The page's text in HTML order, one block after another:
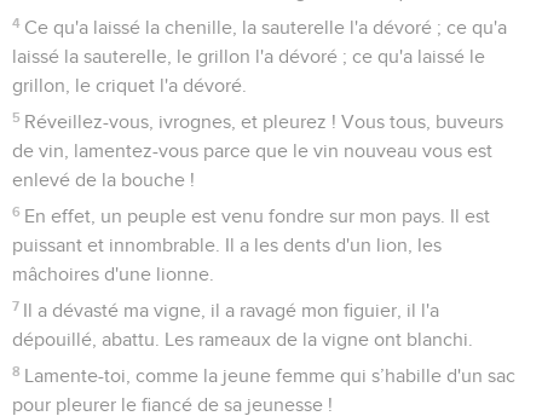
4 Ce qu'a laissé la chenille, la sauterelle l'a dévoré ; ce qu'a
laissé la sauterelle, le grillon l'a dévoré ; ce qu'a laissé le
grillon, le criquet l'a dévoré.
5 Réveillez-vous, ivrognes, et pleurez ! Vous tous, buveurs
de vin, lamentez-vous parce que le vin nouveau vous est
enlevé de la bouche !
6 En effet, un peuple est venu fondre sur mon pays. Il est
puissant et innombrable. Il a les dents d'un lion, les
mâchoires d'une lionne.
7 Il a dévasté ma vigne, il a ravagé mon figuier, il l'a
dépouillé, abattu. Les rameaux de la vigne ont blanchi.
8 Lamente-toi, comme la jeune femme qui s’habille d'un sac
pour pleurer le fiancé de sa jeunesse !